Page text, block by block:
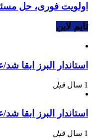
اولویت فوری، حل
تایم لاین
استاندار البرز ابقا
1 سال قبل
استاندار البرز ابقا
1 سال قبل